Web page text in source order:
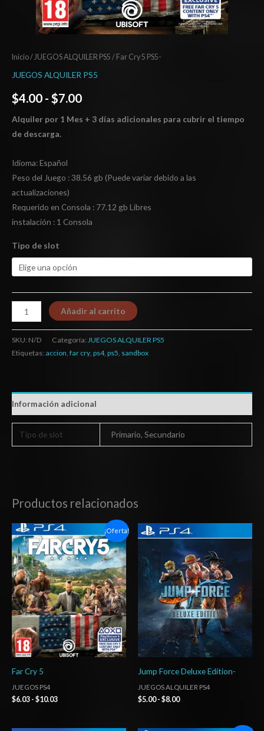
Inicio/ JUEGOS ALQUILER PS5 / Far Cry 5 PS5-
JUEGOS ALQUILER PS5
$4.00 - $7.00
Alquiler por 1 Mes + 3 días adicionales para cubrir el tiempo
de descarga.
Idioma: Español
Peso del Juego : 38.56 gb (Puede variar debido a las
actualizaciones)
Requerido en Consola : 77.12 gb Libres
instalación : 1 Consola
Tipo de slot
Añadir al carrito
SKU: N/D Categoría: JUEGOS ALQUILER PS5
Etiquetas: accion, far cry, ps4, ps5, sandbox
Información adicional
Tipo de slot Primario, Secundario
Productos relacionados
¡Oferta!
Far Cry 5
JUEGOS PS4
$6.03 - $10.03
Rango
de
precios:
desde
$6.03
hasta
$10.03
Jump Force Deluxe Edition-
JUEGOS ALQUILER PS4
$5.00 - $8.00
Rango
de
desde
$5.00
hasta
$8.00